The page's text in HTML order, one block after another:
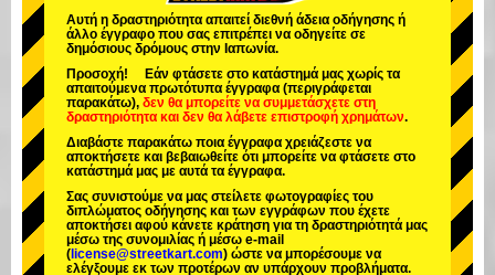
Τόκιο Ακίχαμπαρα #2 Τόκιο Σιμπούγια
Τόκιο Σιμπούγια Annex
Τόκιο Ασακούσα Οσάκα
Οκινάουα
Αυτή η δραστηριότητα απαιτεί διεθνή άδεια οδήγησης ή
άλλο έγγραφο που σας επιτρέπει να οδηγείτε σε
δημόσιους δρόμους στην Ιαπωνία.
Προσοχή! Εάν φτάσετε στο κατάστημά μας χωρίς τα
απαιτούμενα πρωτότυπα έγγραφα (περιγράφεται
παρακάτω), δεν θα μπορείτε να συμμετάσχετε στη
δραστηριότητα και δεν θα λάβετε επιστροφή χρημάτων.
Διαβάστε παρακάτω ποια έγγραφα χρειάζεστε να
αποκτήσετε και βεβαιωθείτε ότι μπορείτε να φτάσετε στο
κατάστημά μας με αυτά τα έγγραφα.
Σας συνιστούμε να μας στείλετε φωτογραφίες του
διπλώματος οδήγησης και των εγγράφων που έχετε
αποκτήσει αφού κάνετε κράτηση για τη δραστηριότητά μας
μέσω της συνομιλίας ή μέσω e-mail
( license@streetkart.com) ώστε να μπορέσουμε να
ελέγξουμε εκ των προτέρων αν υπάρχουν προβλήματα.